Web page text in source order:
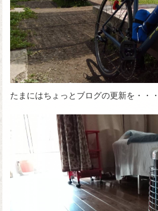
たまにはちょっとブログの更新を・・・